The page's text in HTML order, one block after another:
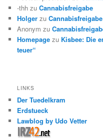
-thh zuCannabisfreigabe
Holger zuCannabisfreigabe
Anonym zu
Homepage zu Kisbee: Die
teuer“
LINKS
Der Tuedelkram
Erdstueck
Lawblog by Udo Vetter